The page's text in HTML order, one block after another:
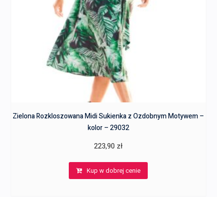
Zielona Rozkloszowana Midi Sukienka z Ozdobnym Motywem –
kolor – 29032
223,90 zł
Kup w dobrej cenie